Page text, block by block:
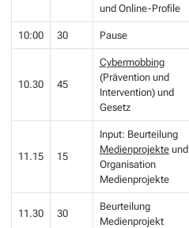
und Online-Profile
10:00 30 Pause
10.30 45
Cybermobbing
(Prävention und
Intervention) und
Gesetz
11.15 15
Input: Beurteilung
Medienprojekteund
Organisation
Medienprojekte
11.30 30
Beurteilung
Medienprojekt